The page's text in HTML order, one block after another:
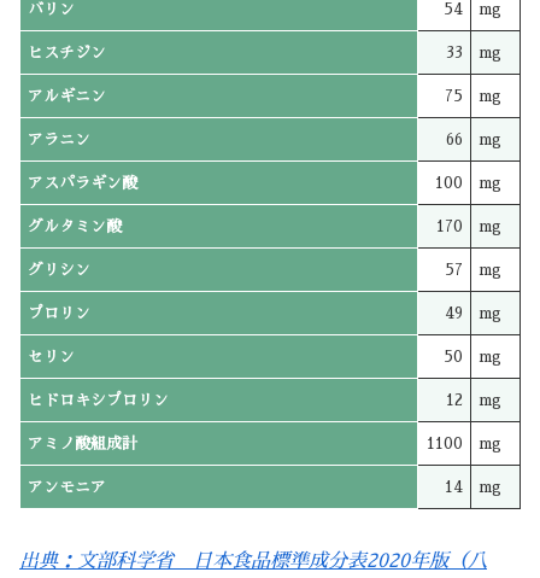
バリン 54 mg
ヒスチジン 33 mg
アルギニン 75 mg
アラニン 66 mg
アスパラギン酸 100 mg
グルタミン酸 170 mg
グリシン 57 mg
プロリン 49 mg
セリン 50 mg
ヒドロキシプロリン 12 mg
アミノ酸組成計 1100 mg
アンモニア 14 mg
出典：文部科学省 日本食品標準成分表2020年版（八